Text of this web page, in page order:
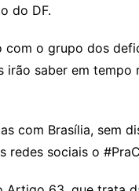
do DF.
com o grupo dos
irão saber em
com Brasília, sem
redes sociais o